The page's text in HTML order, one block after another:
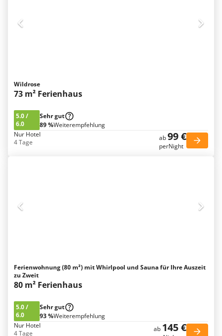
Wildrose
73 m² Ferienhaus
5.0/
6.0
Sehr gut
89 %Weiterempfehlung
Nur Hotel
4 Tage
ab99 €
perNight
Ferienwohnung (80 m²) mit Whirlpool und Sauna für Ihre Auszeit
zu Zweit
80 m² Ferienhaus
5.0/
6.0
Sehr gut
93 %Weiterempfehlung
Nur Hotel
4 Tage
ab 145 €